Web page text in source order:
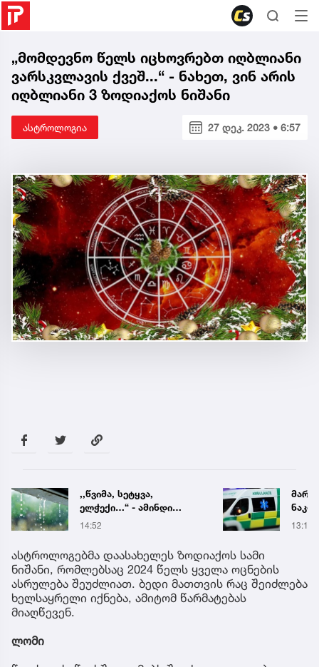
„მომდევნო წელს იცხოვრებთ იღბლიანი
ვარსკვლავის ქვეშ...“ - ნახეთ, ვინ არის
იღბლიანი 3 ზოდიაქოს ნიშანი
ასტროლოგია 27 დეკ. 2023 • 6:57
მარტვილში კრაზანის
ნაკბენით მძიმე
მდგომარეობაში მყოფი
გადაარჩინეს
13:15 16
ასტროლოგებმა დაასახელეს ზოდიაქოს სამი
ნიშანი, რომლებსაც 2024 წელს ყველა ოცნების
ასრულება შეუძლიათ. ბედი მათთვის რაც შეიძლება
ხელსაყრელი იქნება, ამიტომ წარმატებას
მიაღწევენ.
ლომი